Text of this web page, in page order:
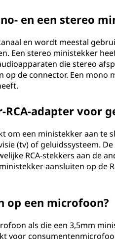
en een stereo
en wordt meestal
Een stereo ministekker
die stereo
op de connector. Een mono
adapter voor
om een ministekker aan te
(tv) of geluidssysteem.
RCA-stekkers aan de
aansluiten op de
op een microfoon?
als die een 3,5mm
voor